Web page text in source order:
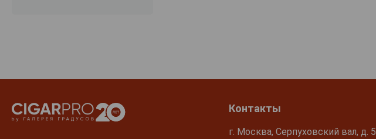
Контакты
г. Москва, Серпуховский вал, д. 5